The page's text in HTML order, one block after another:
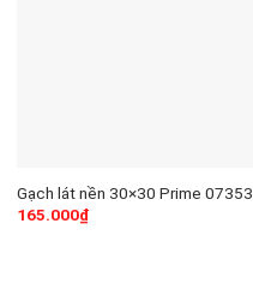
Gạch lát nền 30×30 Prime 07353
165.000₫